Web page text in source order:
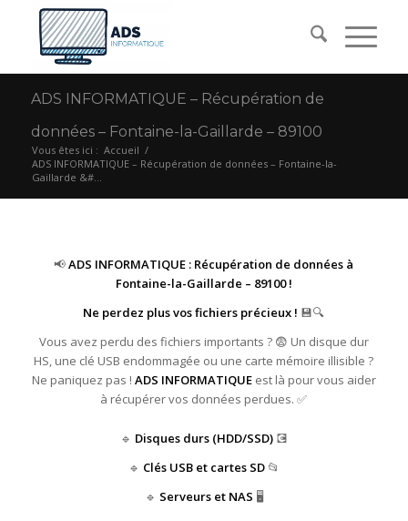
ADS INFORMATIQUE – Récupération de
données – Fontaine-la-Gaillarde – 89100
Vous êtes ici : Accueil /
ADS INFORMATIQUE – Récupération de données – Fontaine-la-
Gaillarde &#...
📢ADS INFORMATIQUE : Récupération de données à
Fontaine-la-Gaillarde – 89100 !
Ne perdez plus vos fichiers précieux ! 💾🔍
Vous avez perdu des fichiers importants ? 😨 Un disque dur
HS, une clé USB endommagée ou une carte mémoire illisible ?
Ne paniquez pas ! ADS INFORMATIQUEest là pour vous aider
à récupérer vos données perdues. ✅
🔹 Disques durs (HDD/SSD)💽
🔹 Clés USB et cartes SD📂
🔹 Serveurs et NAS 🖥️